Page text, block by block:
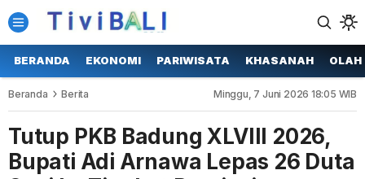
BERANDA EKONOMI PARIWISATA KHASANAH OLAH
Beranda Berita Minggu, 7 Juni 2026 18:05 WIB
Tutup PKB Badung XLVIII 2026,
Bupati Adi Arnawa Lepas 26 Duta